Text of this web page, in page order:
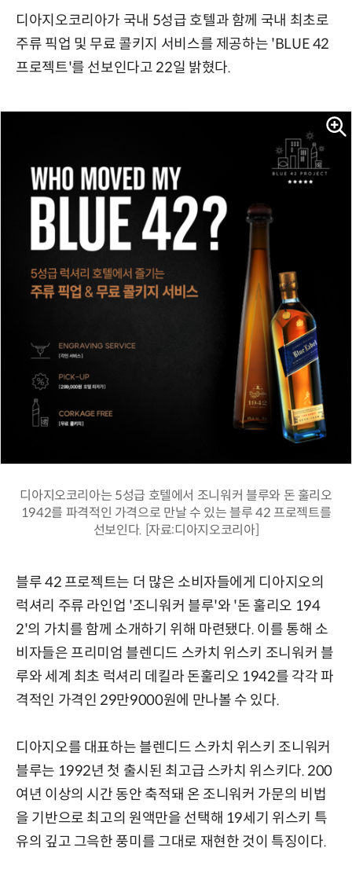
디아지오코리아가 국내 5성급 호텔과 함께 국내 최초로
주류 픽업 및 무료 콜키지 서비스를 제공하는 'BLUE 42
프로젝트'를 선보인다고 22일 밝혔다.
디아지오코리아는 5성급 호텔에서 조니워커 블루와 돈 훌리오
1942를 파격적인 가격으로 만날 수 있는 블루 42 프로젝트를
선보인다. [자료:디아지오코리아]
블루 42 프로젝트는 더 많은 소비자들에게 디아지오의
럭셔리 주류 라인업 '조니워커 블루'와 '돈 훌리오 194
2'의 가치를 함께 소개하기 위해 마련됐다. 이를 통해 소
비자들은 프리미엄 블렌디드 스카치 위스키 조니워커 블
루와 세계 최초 럭셔리 데킬라 돈훌리오 1942를 각각 파
격적인 가격인 29만9000원에 만나볼 수 있다.
디아지오를 대표하는 블렌디드 스카치 위스키 조니워커
블루는 1992년 첫 출시된 최고급 스카치 위스키다. 200
여년 이상의 시간 동안 축적돼 온 조니워커 가문의 비법
을 기반으로 최고의 원액만을 선택해 19세기 위스키 특
유의 깊고 그윽한 풍미를 그대로 재현한 것이 특징이다.